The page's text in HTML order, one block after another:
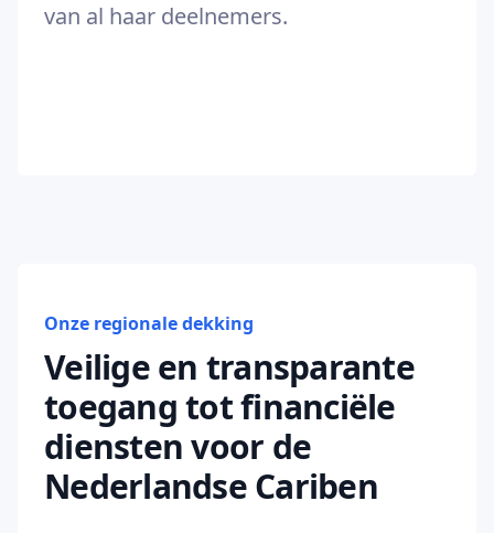
van al haar deelnemers.
Onze regionale dekking
Veilige en transparante
toegang tot financiële
diensten voor de
Nederlandse Cariben